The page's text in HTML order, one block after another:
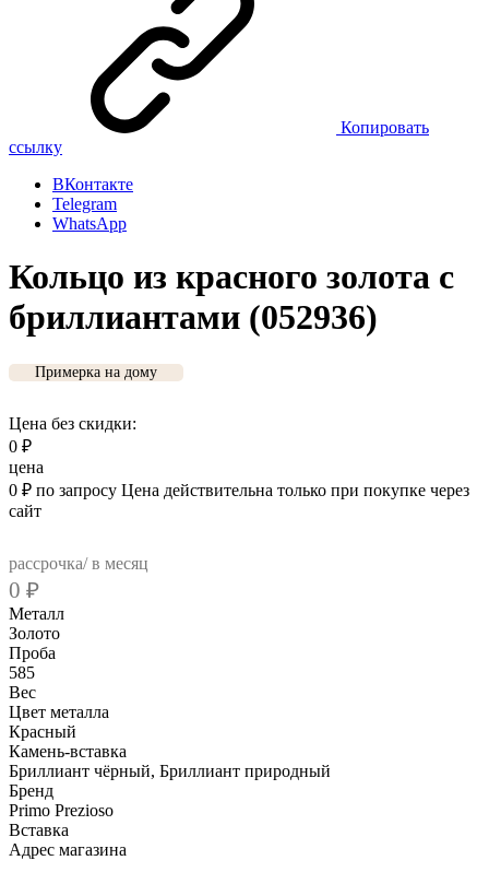
Копировать
ссылку
ВКонтакте
Telegram
WhatsApp
Кольцо из красного золота с
бриллиантами (052936)
Примерка на дому
Цена без скидки:
0 ₽
цена
0 ₽ по запросу Цена действительна только при покупке через
сайт
рассрочка/ в месяц
0 ₽
Металл
Золото
Проба
585
Вес
Цвет металла
Красный
Камень-вставка
Бриллиант чёрный, Бриллиант природный
Бренд
Primo Prezioso
Вcтавка
Адрес магазина